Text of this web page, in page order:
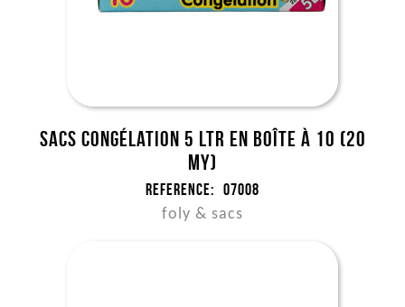
Sacs congélation 5 ltr en boîte à 10 (20
my)
Reference: 07008
foly & sacs